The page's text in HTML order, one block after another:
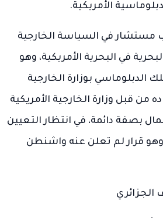
الأمريكية.
في السياسة الخارجية
في البحرية الأمريكية، وهو
بوزارة الخارجية
من قبل وزارة الخارجية الأمريكية
بصفة دائمة، في انتظار التعيين
قرار لم تعلن عنه واشنطن
الجزائري